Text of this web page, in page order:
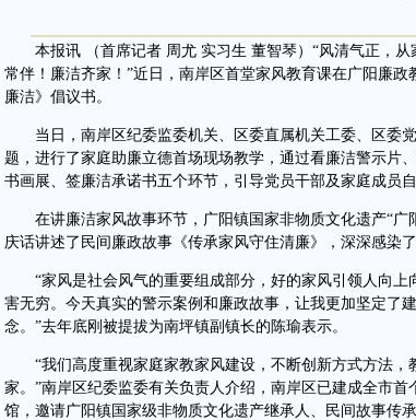
本报讯 （首席记者 周尤 实习生 董智琴）“风清气正，从
常伴！廉洁齐家！”近日，南岸区首堂家风教育课在广阳廉
廉洁》倡议书。
当日，南岸区纪委监委机关、区委直属机关工委、区委党
题，进行了家庭助廉立德首场现场教学，通过看廉洁警示片
书画展、签廉洁承诺书五个环节，引导党员干部及家庭成员
在讲廉洁家风故事环节，广阳镇国家非物质文化遗产“广
庆话讲述了民间廉政故事《传承家风守住清廉》，深深感染
“家风是社会风气的重要组成部分，好的家风引领人向上
害无穷。今天真实的警示案例和廉政故事，让我更加坚定了
念。”去年底刚被提拔为南坪镇副镇长的陈瑜表示。
“我们高度重视家庭家教家风建设，不断创新方式方法，
家。”南岸区纪委监委有关负责人介绍，南岸区已建成全市
馆，邀请广阳镇国家级非物质文化遗产继承人、民间故事传